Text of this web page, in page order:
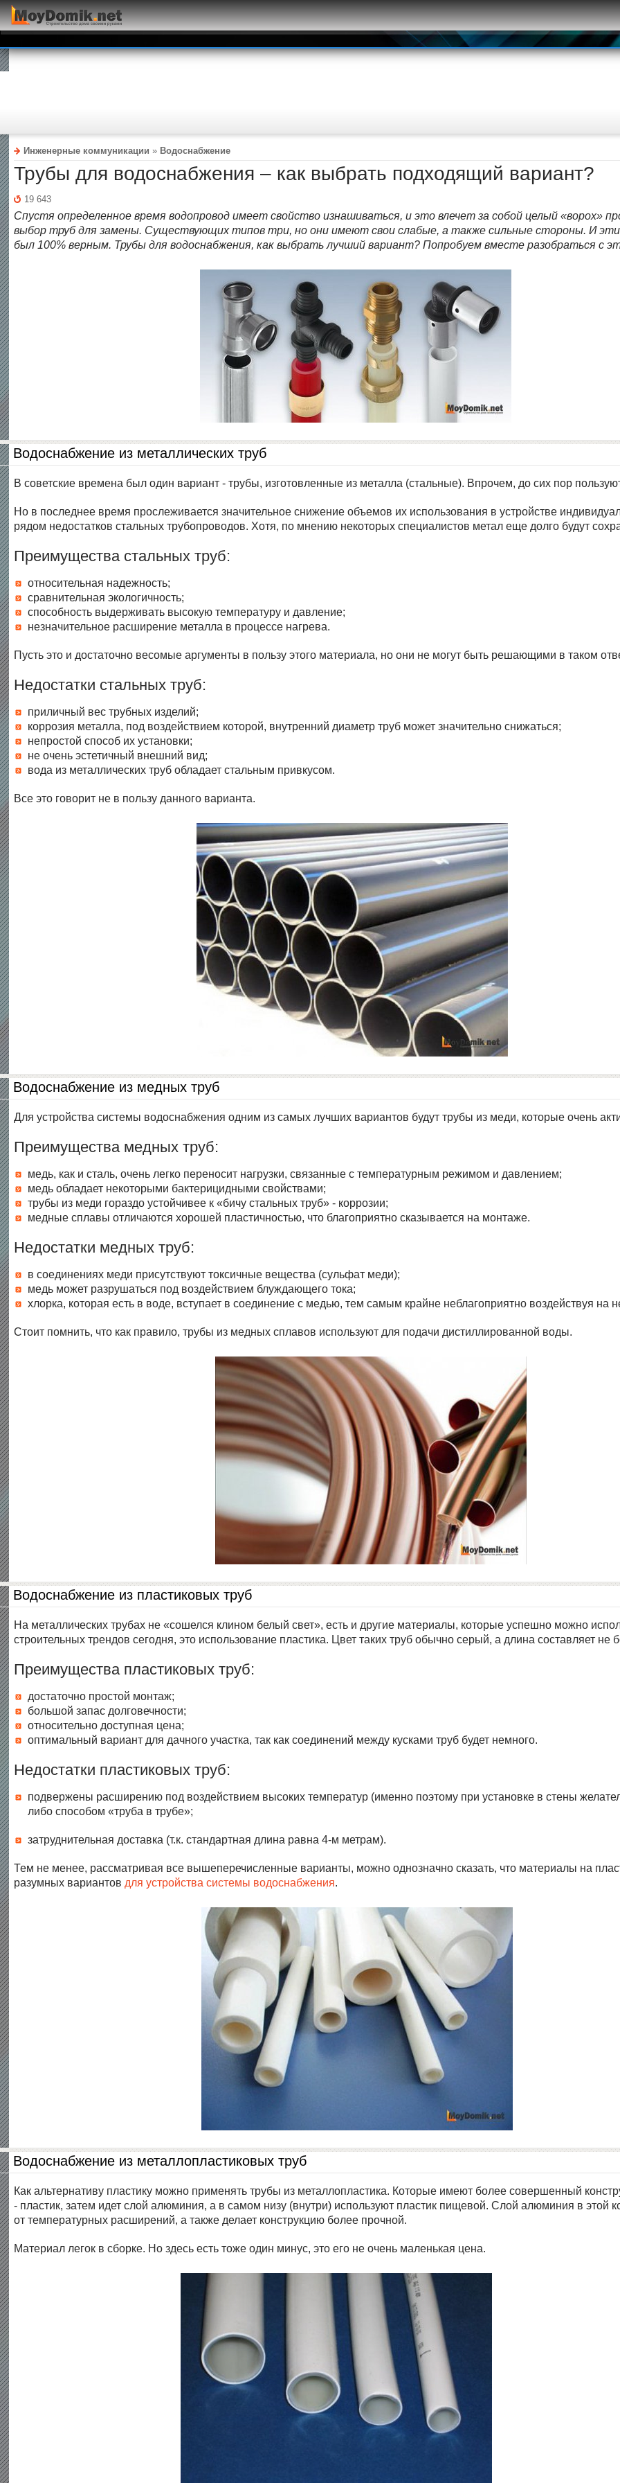
Инженерные коммуникации » Водоснабжение
Трубы для водоснабжения – как выбрать подходящий вариант?
19 643
Спустя определенное время водопровод имеет свойство изнашиваться, и это влечет за собой целый «ворох»
выбор труб для замены. Существующих типов три, но они имеют свои слабые, а также сильные стороны. И
был 100% верным. Трубы для водоснабжения, как выбрать лучший вариант? Попробуем вместе разобраться с
Водоснабжение из металлических труб
В советские времена был один вариант - трубы, изготовленные из металла (стальные). Впрочем, до сих пор
Но в последнее время прослеживается значительное снижение объемов их использования в устройстве
рядом недостатков стальных трубопроводов. Хотя, по мнению некоторых специалистов метал еще долго будут
Преимущества стальных труб:
относительная надежность;
сравнительная экологичность;
способность выдерживать высокую температуру и давление;
незначительное расширение металла в процессе нагрева.
Пусть это и достаточно весомые аргументы в пользу этого материала, но они не могут быть решающими в таком
Недостатки стальных труб:
приличный вес трубных изделий;
коррозия металла, под воздействием которой, внутренний диаметр труб может значительно снижаться;
непростой способ их установки;
не очень эстетичный внешний вид;
вода из металлических труб обладает стальным привкусом.
Все это говорит не в пользу данного варианта.
Водоснабжение из медных труб
Для устройства системы водоснабжения одним из самых лучших вариантов будут трубы из меди, которые очень
Преимущества медных труб:
медь, как и сталь, очень легко переносит нагрузки, связанные с температурным режимом и давлением;
медь обладает некоторыми бактерицидными свойствами;
трубы из меди гораздо устойчивее к «бичу стальных труб» - коррозии;
медные сплавы отличаются хорошей пластичностью, что благоприятно сказывается на монтаже.
Недостатки медных труб:
в соединениях меди присутствуют токсичные вещества (сульфат меди);
медь может разрушаться под воздействием блуждающего тока;
хлорка, которая есть в воде, вступает в соединение с медью, тем самым крайне неблагоприятно воздействуя на
Стоит помнить, что как правило, трубы из медных сплавов используют для подачи дистиллированной воды.
Водоснабжение из пластиковых труб
На металлических трубах не «сошелся клином белый свет», есть и другие материалы, которые успешно можно
строительных трендов сегодня, это использование пластика. Цвет таких труб обычно серый, а длина составляет не
Преимущества пластиковых труб:
достаточно простой монтаж;
большой запас долговечности;
относительно доступная цена;
оптимальный вариант для дачного участка, так как соединений между кусками труб будет немного.
Недостатки пластиковых труб:
подвержены расширению под воздействием высоких температур (именно поэтому при установке в стены
либо способом «труба в трубе»;
затруднительная доставка (т.к. стандартная длина равна 4-м метрам).
Тем не менее, рассматривая все вышеперечисленные варианты, можно однозначно сказать, что материалы на
разумных вариантов для устройства системы водоснабжения.
Водоснабжение из металлопластиковых труб
Как альтернативу пластику можно применять трубы из металлопластика. Которые имеют более совершенный
- пластик, затем идет слой алюминия, а в самом низу (внутри) используют пластик пищевой. Слой алюминия в этой
от температурных расширений, а также делает конструкцию более прочной.
Материал легок в сборке. Но здесь есть тоже один минус, это его не очень маленькая цена.